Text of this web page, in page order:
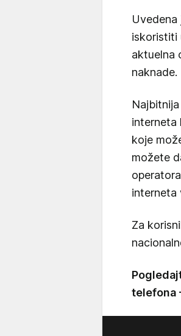
iskoristiti
aktuelna
naknade.
interneta
koje
možete
interneta
Za
telefona